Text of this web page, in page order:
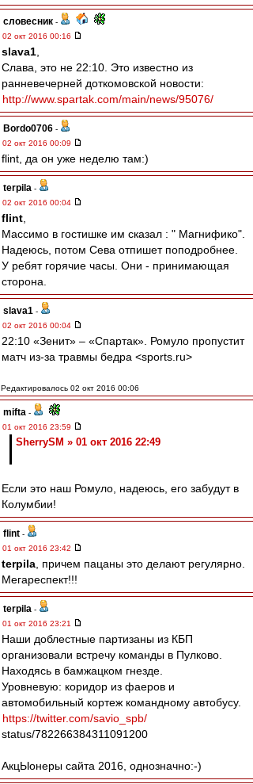
словесник -
02 окт 2016 00:16
slava1
Слава, это не 22:10. Это известно из
ранневечерней доткомовской новости:
http://www.spartak.com/main/news/95076/
Bordo0706 -
02 окт 2016 00:09
flint, да он уже неделю там:)
terpila -
02 окт 2016 00:04
flint
Массимо в гостишке им сказал : " Магнифико".
Надеюсь, потом Сева отпишет поподробнее.
У ребят горячие часы. Они - принимающая
сторона.
slava1 -
02 окт 2016 00:04
22:10 «Зенит» – «Спартак». Ромуло пропустит
матч из-за травмы бедра <sports.ru>
Редактировалось 02 окт 2016 00:06
mifta -
01 окт 2016 23:59
SherrySM » 01 окт 2016 22:49
Если это наш Ромуло, надеюсь, его забудут в
Колумбии!
flint -
01 окт 2016 23:42
terpila , причем пацаны это делают регулярно.
Мегареспект!!!
terpila -
01 окт 2016 23:21
Наши доблестные партизаны из КБП
организовали встречу команды в Пулково.
Находясь в бамжацком гнезде.
Уровневую: коридор из фаеров и
автомобильный кортеж командному автобусу.
https://twitter.com/savio_spb/
status/782266384311091200
АкцЫонеры сайта 2016, однозначно:-)